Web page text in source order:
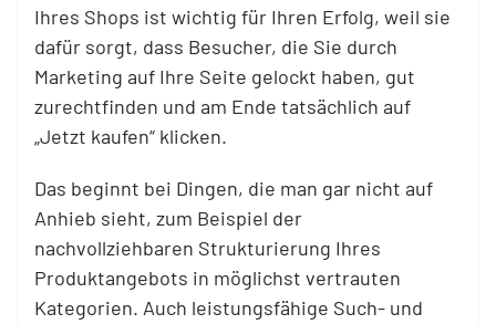
Ihres Shops ist wichtig für Ihren Erfolg, weil sie
dafür sorgt, dass Besucher, die Sie durch
Marketing auf Ihre Seite gelockt haben, gut
zurechtfinden und am Ende tatsächlich auf
„Jetzt kaufen“ klicken.
Das beginnt bei Dingen, die man gar nicht auf
Anhieb sieht, zum Beispiel der
nachvollziehbaren Strukturierung Ihres
Produktangebots in möglichst vertrauten
Kategorien. Auch leistungsfähige Such- und